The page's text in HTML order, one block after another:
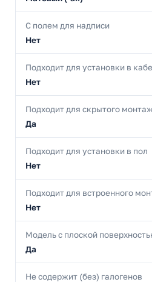
С полем для надписи
Нет
Подходит для установки в
Нет
Подходит для скрытого
Да
Подходит для установки в пол
Нет
Подходит для встроенного
Нет
Модель с плоской
Да
Не содержит (без) галогенов